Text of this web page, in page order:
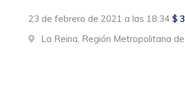
23 de febrero de 2021 a las 18:34 $
La Reina, Región Metropolitana